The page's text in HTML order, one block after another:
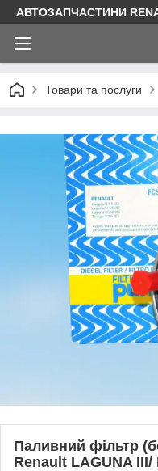
АВТОЗАПЧАСТИНИ
Товари та послуги
Паливний фільтр
Renault LAGUNA III/